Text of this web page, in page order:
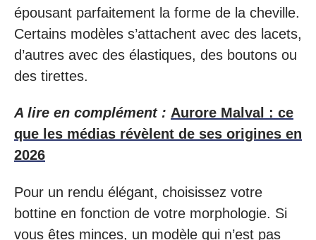
épousant parfaitement la forme de la cheville.
Certains modèles s’attachent avec des lacets,
d’autres avec des élastiques, des boutons ou
des tirettes.
A lire en complément : Aurore Malval : ce
que les médias révèlent de ses origines en
2026
Pour un rendu élégant, choisissez votre
bottine en fonction de votre morphologie. Si
vous êtes minces, un modèle qui n’est pas